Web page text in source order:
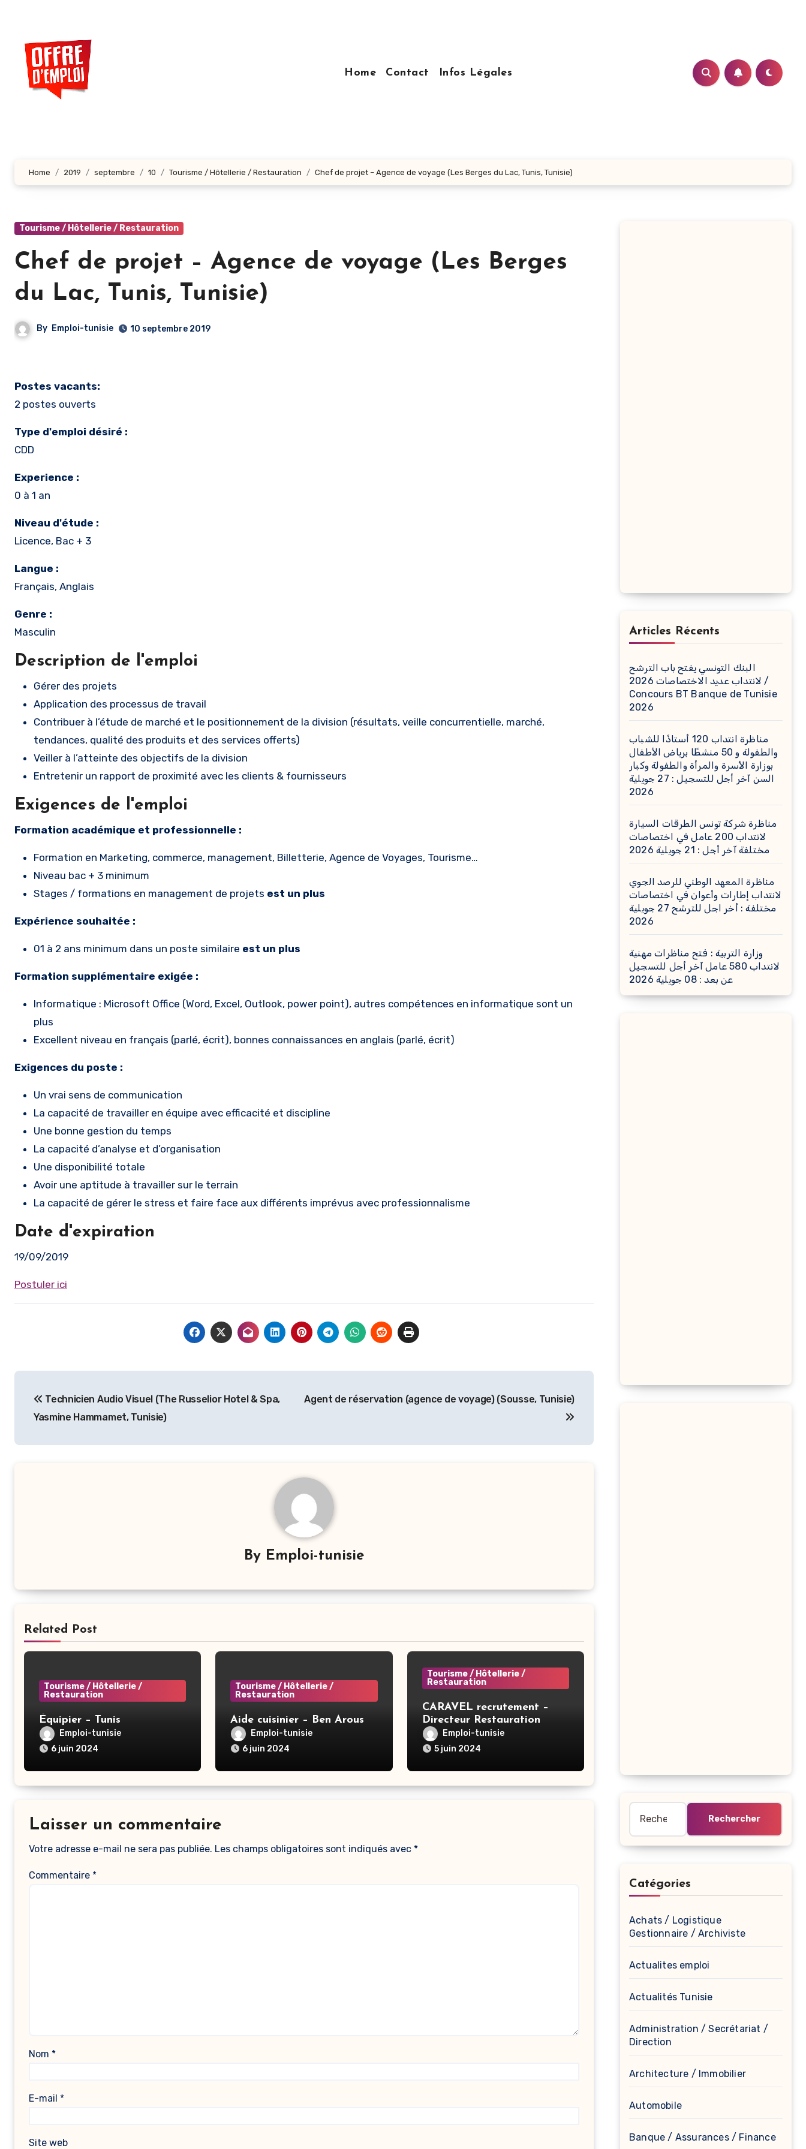
contenu
principal
Home
Contact Infos Légales
Home 2019 septembre 10 Tourisme / Hôtellerie / Restauration Chef de projet – Agence de voyage (Les Berges du Lac, Tunis, Tunisie)
Tourisme / Hôtellerie / Restauration
Chef de projet – Agence de voyage (Les Berges
du Lac, Tunis, Tunisie)
By Emploi-tunisie 10 septembre 2019
Postes vacants:
2 postes ouverts
Type d'emploi désiré :
CDD
Experience :
0 à 1 an
Niveau d'étude :
Licence, Bac + 3
Langue :
Français, Anglais
Genre :
Masculin
Description de l'emploi
Gérer des projets
Application des processus de travail
Contribuer à l’étude de marché et le positionnement de la division (résultats, veille concurrentielle, marché,
tendances, qualité des produits et des services offerts)
Veiller à l’atteinte des objectifs de la division
Entretenir un rapport de proximité avec les clients & fournisseurs
Exigences de l'emploi
Formation académique et professionnelle :
Formation en Marketing, commerce, management, Billetterie, Agence de Voyages, Tourisme…
Niveau bac + 3 minimum
Stages / formations en management de projets est un plus
Expérience souhaitée :
01 à 2 ans minimum dans un poste similaire est un plus
Formation supplémentaire exigée :
Informatique : Microsoft Office (Word, Excel, Outlook, power point), autres compétences en informatique sont un
plus
Excellent niveau en français (parlé, écrit), bonnes connaissances en anglais (parlé, écrit)
Exigences du poste :
Un vrai sens de communication
La capacité de travailler en équipe avec efficacité et discipline
Une bonne gestion du temps
La capacité d’analyse et d’organisation
Une disponibilité totale
Avoir une aptitude à travailler sur le terrain
La capacité de gérer le stress et faire face aux différents imprévus avec professionnalisme
Date d'expiration
19/09/2019
Postuler ici
de
Technicien Audio Visuel (The Russelior Hotel & Spa,
Yasmine Hammamet, Tunisie)
Agent de réservation (agence de voyage) (Sousse, Tunisie)
By Emploi-tunisie
Related Post
Tourisme / Hôtellerie /
Restauration
Équipier – Tunis
Emploi-tunisie
6 juin 2024
Tourisme / Hôtellerie /
Restauration
Aide cuisinier – Ben Arous
Emploi-tunisie
6 juin 2024
Tourisme / Hôtellerie /
Restauration
CARAVEL recrutement –
Directeur Restauration
Hôtel – Tunis
Emploi-tunisie
5 juin 2024
Laisser un commentaire
Votre adresse e-mail ne sera pas publiée. Les champs obligatoires sont indiqués avec *
Commentaire *
Nom *
E-mail *
Site web
Articles Récents
البنك التونسي يفتح باب الترشح
لانتداب عديد الاختصاصات 2026 /
Concours BT Banque de Tunisie
2026
مناظرة انتداب 120 أستاذًا للشباب
والطفولة و 50 منشطًا برياض الأطفال
بوزارة الأسرة والمرأة والطفولة وكبار
السن آخر أجل للتسجيل : 27 جويلية
2026
مناظرة شركة تونس الطرقات السيارة
لانتداب 200 عامل في اختصاصات
مختلفة آخر أجل : 21 جويلية 2026
مناظرة المعهد الوطني للرصد الجوي
لانتداب إطارات وأعوان في اختصاصات
مختلفة : أخر اجل للترشح 27 جويلية
2026
وزارة التربية : فتح مناظرات مهنية
لانتداب 580 عامل آخر أجل للتسجيل
عن بعد : 08 جويلية 2026
Catégories
Achats / Logistique
Gestionnaire / Archiviste
Actualites emploi
Actualités Tunisie
Administration / Secrétariat /
Direction
Architecture / Immobilier
Automobile
Banque / Assurances / Finance